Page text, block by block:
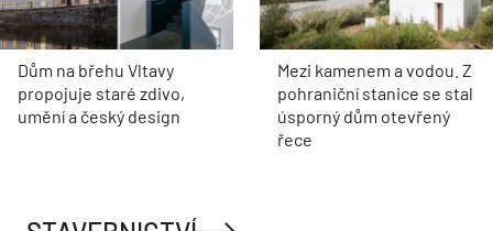
Dům na břehu Vltavy
propojuje staré zdivo,
umění a český design
Mezi kamenem a vodou. Z
pohraniční stanice se stal
úsporný dům otevřený
řece